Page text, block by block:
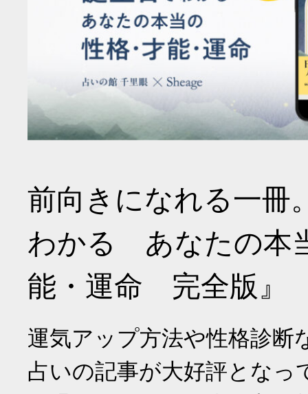
前向きになれる一冊
わかる あなたの本
能・運命 完全版』
運気アップ方法や性格診断
占いの記事が大好評となっ